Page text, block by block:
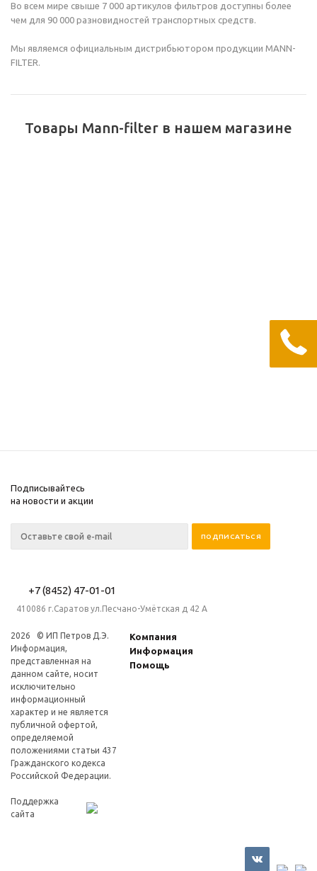
Во всем мире свыше 7 000 артикулов фильтров доступны более
чем для 90 000 разновидностей транспортных средств.
Мы являемся официальным дистрибьютором продукции MANN-
FILTER.
Товары Mann-filter в нашем магазине
Accent, Elantra, Getz,
Подписывайтесь
на новости и акции
+7 (8452) 47-01-01
410086 г.Саратов ул.Песчано-Умётская д 42 А
2026 © ИП Петров Д.Э.
Информация,
представленная на
данном сайте, носит
исключительно
информационный
характер и не является
публичной офертой,
определяемой
положениями статьи 437
Гражданского кодекса
Российской Федерации.
Поддержка
сайта
Компания
Информация
Помощь